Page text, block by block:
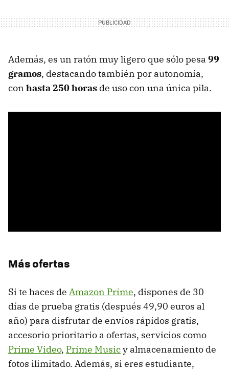
Además, es un ratón muy ligero que sólo pesa 99
gramos, destacando también por autonomía,
con hasta 250 horas de uso con una única pila.
Más ofertas
Si te haces de Amazon Prime, dispones de 30
días de prueba gratis (después 49,90 euros al
año) para disfrutar de envíos rápidos gratis,
accesorio prioritario a ofertas, servicios como
Prime Video, Prime Musicy almacenamiento de
fotos ilimitado. Además, si eres estudiante,